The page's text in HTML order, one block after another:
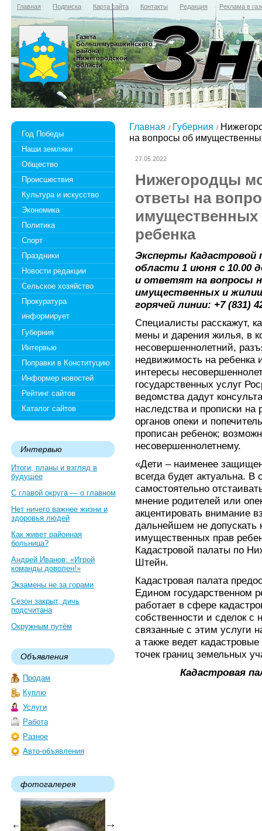
Главная Подписка Карта сайта Контакты Редакция Реклама в
Газета
Большемурашкинского
района
Нижегородской
области
Год Победы
Наши земляки
Общество
Происшествия
Культура и искусство
Экономика
Политика
Спорт
Праздники
Новости редакции
Сельское хозяйство
Прокуратура
информирует
Губерния
Интервью
Поправки в Конституцию
Информер новостей
Рейтинг сайтов
Каталог сайтов
Интервью
Итоги, планы и взгляд в
будущее
С главой округа — о главном
Нет ничего важнее жизни и
здоровья людей
Как живет районная
больница?
Андрей Иванов: «Игрой
команды доволен!»
Экзамены не за горами
Сезон закрыт, дичь
подсчитана
Окружным путём
Объявления
Продам
Куплю
Услуги
Работа
Разное
Авто-объявления
фотогалерея
Главная Губерния
на вопросы об
27.05.2022
Нижегородцы
ответы на
ребенка
Эксперты Кадастровой
области 1 июня с 10.00
и ответят на вопросы
имущественных и
горячей линии: +7 (831)
Специалисты расскажут,
мены и дарения жилья, в
несовершеннолетний,
недвижимость на ребенка
интересы
государственных услуг
ведомства дадут
наследства и прописки на
органов опеки и
прописан ребенок;
несовершеннолетнему.
«Дети – наименее
всегда будет актуальна. В
самостоятельно
мнение родителей или
акцентировать внимание
дальнейшем не
имущественных прав
Кадастровой палаты по
Штейн.
Кадастровая палата
Едином государственном
работает в сфере
собственности и сделок с
связанные с этим услуги
а также ведет
точек границ земельных
Кадастровая